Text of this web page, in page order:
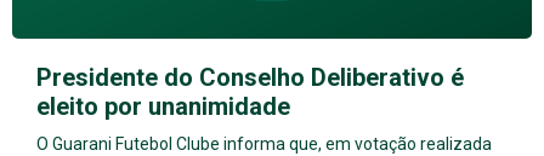
Presidente do Conselho Deliberativo é
eleito por unanimidade
O Guarani Futebol Clube informa que, em votação realizada